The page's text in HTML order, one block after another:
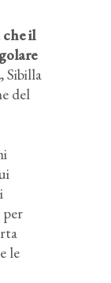
il
, Sibilla
del
le